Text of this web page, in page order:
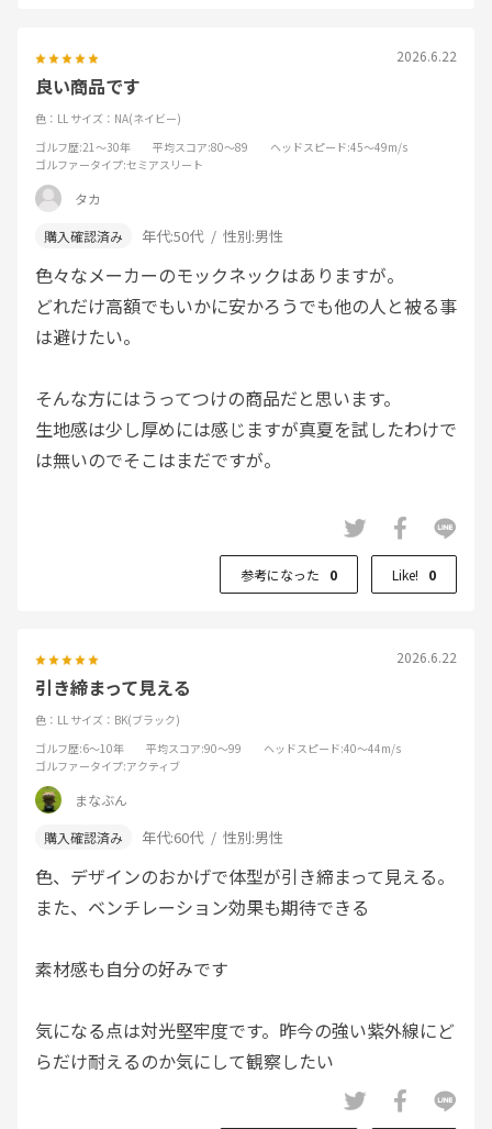
2026.6.22
良い商品です
色：LL サイズ：NA(ネイビー)
ゴルフ歴:21～30年 平均スコア:80～89 ヘッドスピード:45～49m/s
ゴルファータイプ:セミアスリート
タカ
年代:50代 性別:男性
色々なメーカーのモックネックはありますが。
どれだけ高額でもいかに安かろうでも他の人と被る事
は避けたい。
そんな方にはうってつけの商品だと思います。
生地感は少し厚めには感じますが真夏を試したわけで
は無いのでそこはまだですが。
6月の梅雨時期の蒸し暑い中で皮膚に纏わりつく生地
この商品はそれがありません。
少し襟の高さがあるかな？ぐらいの感想です。
参考になった 0 Like! 0
2026.6.22
引き締まって見える
色：LL サイズ：BK(ブラック)
ゴルフ歴:6～10年 平均スコア:90～99 ヘッドスピード:40～44m/s
ゴルファータイプ:アクティブ
まなぶん
年代:60代 性別:男性
色、デザインのおかげで体型が引き締まって見える。
また、ベンチレーション効果も期待できる
素材感も自分の好みです
気になる点は対光堅牢度です。昨今の強い紫外線にど
らだけ耐えるのか気にして観察したい